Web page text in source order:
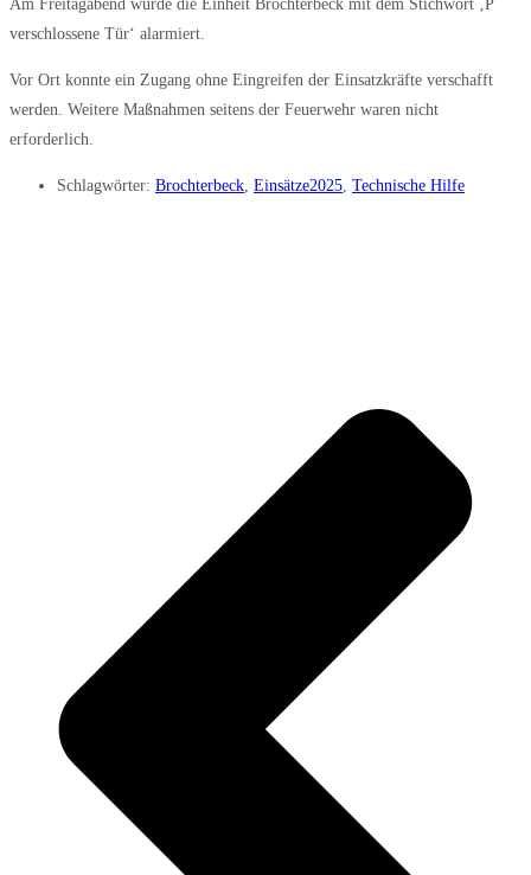
Am Freitagabend wurde die Einheit Brochterbeck mit dem Stichwort ‚P
verschlossene Tür‘ alarmiert.
Vor Ort konnte ein Zugang ohne Eingreifen der Einsatzkräfte verschafft
werden. Weitere Maßnahmen seitens der Feuerwehr waren nicht
erforderlich.
Schlagwörter: Brochterbeck, Einsätze2025, Technische Hilfe